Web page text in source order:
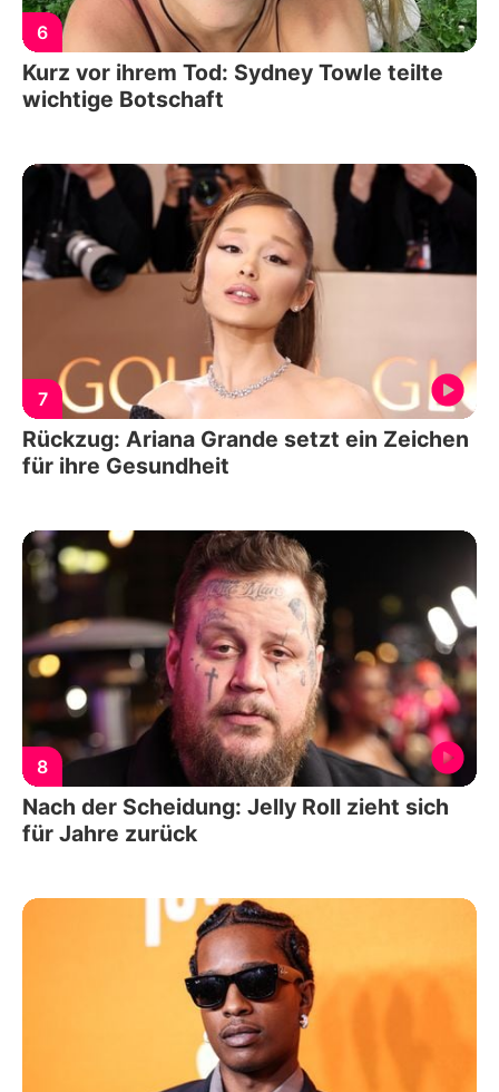
6
Kurz vor ihrem Tod: Sydney Towle teilte
wichtige Botschaft
7
Rückzug: Ariana Grande setzt ein Zeichen
für ihre Gesundheit
8
Nach der Scheidung: Jelly Roll zieht sich
für Jahre zurück